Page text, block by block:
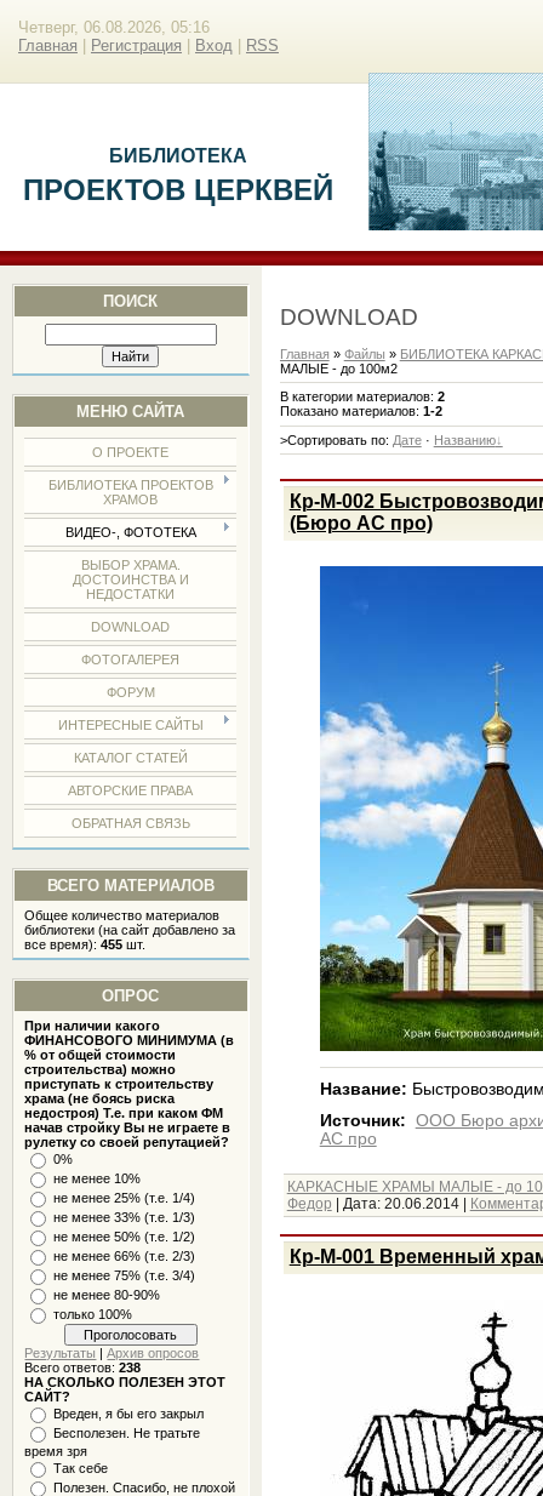
Четверг, 06.08.2026, 05:16
Главная
Регистрация Вход RSS
БИБЛИОТЕКА
ПРОЕКТОВ ЦЕРКВЕЙ
ПОИСК
МЕНЮ САЙТА
О ПРОЕКТЕ
БИБЛИОТЕКА ПРОЕКТОВ
ХРАМОВ
ВИДЕО-, ФОТОТЕКА
ВЫБОР ХРАМА.
ДОСТОИНСТВА И
НЕДОСТАТКИ
DOWNLOAD
ФОТОГАЛЕРЕЯ
ФОРУМ
ИНТЕРЕСНЫЕ САЙТЫ
КАТАЛОГ СТАТЕЙ
АВТОРСКИЕ ПРАВА
ОБРАТНАЯ СВЯЗЬ
ВСЕГО МАТЕРИАЛОВ
Общее количество материалов
библиотеки (на сайт добавлено за
все время):455 шт.
ОПРОС
При наличии какого
ФИНАНСОВОГО МИНИМУМА (в
% от общей стоимости
строительства) можно
приступать к строительству
храма (не боясь риска
недостроя) Т.е. при каком ФМ
начав стройку Вы не играете в
рулетку со своей репутацией?
0%
не менее 10%
не менее 25% (т.е. 1/4)
не менее 33% (т.е. 1/3)
не менее 50% (т.е. 1/2)
не менее 66% (т.е. 2/3)
не менее 75% (т.е. 3/4)
не менее 80-90%
только 100%
Результаты |Архив опросов
Всего ответов:238
НА СКОЛЬКО ПОЛЕЗЕН ЭТОТ
САЙТ?
Вреден, я бы его закрыл
Бесполезен. Не тратьте
время зря
Так себе
Полезен. Спасибо, не плохой
DOWNLOAD
Главная » Файлы » БИБЛИОТЕКА
МАЛЫЕ - до 100м2
В категории материалов: 2
Показано материалов: 1-2
>Сортировать по: Дате· Названию
Кр-М-002
(Бюро АС про)
Название:
Источник: ООО Бюро
АС про
КАРКАСНЫЕ ХРАМЫ МАЛЫЕ - до
Федор | Дата: 20.06.2014 |
Кр-М-001 Временный